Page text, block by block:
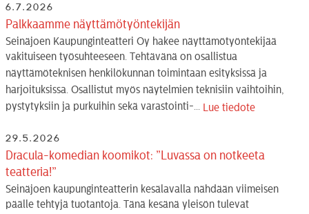
6.7.2026
Palkkaamme näyttämötyöntekijän
Seinäjoen Kaupunginteatteri Oy hakee näyttämötyöntekijää
vakituiseen työsuhteeseen. Tehtävänä on osallistua
näyttämöteknisen henkilökunnan toimintaan esityksissä ja
harjoituksissa. Osallistut myös näytelmien teknisiin vaihtoihin,
pystytyksiin ja purkuihin sekä varastointi-...
Lue tiedote
29.5.2026
Dracula-komedian koomikot: ”Luvassa on notkeeta
teatteria!”
Seinäjoen kaupunginteatterin kesälavalla nähdään viimeisen
päälle tehtyjä tuotantoja. Tänä kesänä yleisön tulevat